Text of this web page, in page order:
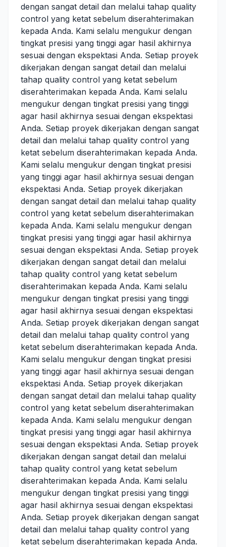
dengan sangat detail dan melalui tahap quality
control yang ketat sebelum diserahterimakan
kepada Anda. Kami selalu mengukur dengan
tingkat presisi yang tinggi agar hasil akhirnya
sesuai dengan ekspektasi Anda. Setiap proyek
dikerjakan dengan sangat detail dan melalui
tahap quality control yang ketat sebelum
diserahterimakan kepada Anda. Kami selalu
mengukur dengan tingkat presisi yang tinggi
agar hasil akhirnya sesuai dengan ekspektasi
Anda. Setiap proyek dikerjakan dengan sangat
detail dan melalui tahap quality control yang
ketat sebelum diserahterimakan kepada Anda.
Kami selalu mengukur dengan tingkat presisi
yang tinggi agar hasil akhirnya sesuai dengan
ekspektasi Anda. Setiap proyek dikerjakan
dengan sangat detail dan melalui tahap quality
control yang ketat sebelum diserahterimakan
kepada Anda. Kami selalu mengukur dengan
tingkat presisi yang tinggi agar hasil akhirnya
sesuai dengan ekspektasi Anda. Setiap proyek
dikerjakan dengan sangat detail dan melalui
tahap quality control yang ketat sebelum
diserahterimakan kepada Anda. Kami selalu
mengukur dengan tingkat presisi yang tinggi
agar hasil akhirnya sesuai dengan ekspektasi
Anda. Setiap proyek dikerjakan dengan sangat
detail dan melalui tahap quality control yang
ketat sebelum diserahterimakan kepada Anda.
Kami selalu mengukur dengan tingkat presisi
yang tinggi agar hasil akhirnya sesuai dengan
ekspektasi Anda. Setiap proyek dikerjakan
dengan sangat detail dan melalui tahap quality
control yang ketat sebelum diserahterimakan
kepada Anda. Kami selalu mengukur dengan
tingkat presisi yang tinggi agar hasil akhirnya
sesuai dengan ekspektasi Anda. Setiap proyek
dikerjakan dengan sangat detail dan melalui
tahap quality control yang ketat sebelum
diserahterimakan kepada Anda. Kami selalu
mengukur dengan tingkat presisi yang tinggi
agar hasil akhirnya sesuai dengan ekspektasi
Anda. Setiap proyek dikerjakan dengan sangat
detail dan melalui tahap quality control yang
ketat sebelum diserahterimakan kepada Anda.